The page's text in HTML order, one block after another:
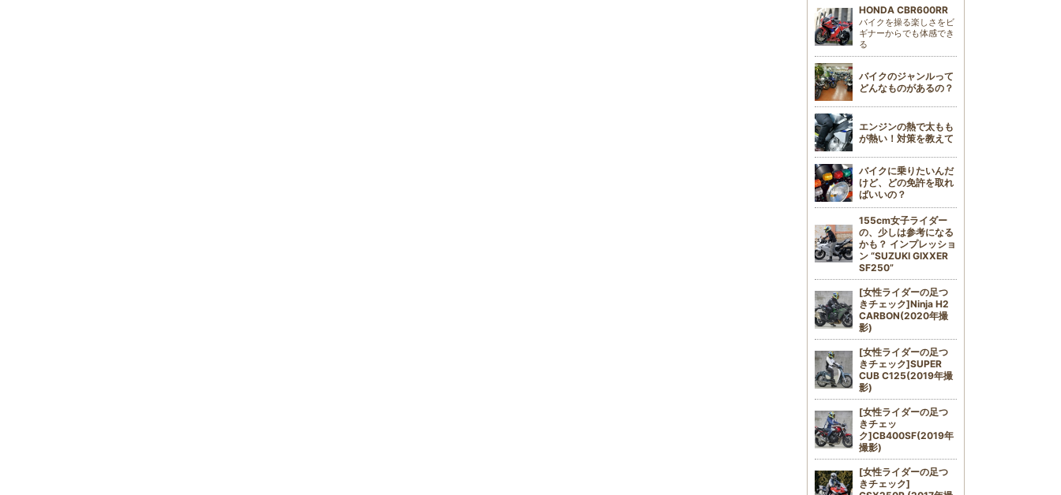
HONDA CBR600RR
バイクを操る楽しさをビ
ギナーからでも体感でき
る
バイクのジャンルって
どんなものがあるの？
エンジンの熱で太もも
が熱い！対策を教えて
バイクに乗りたいんだ
けど、どの免許を取れ
ばいいの？
155cm女子ライダー
の、少しは参考になる
かも？ インプレッショ
ン “SUZUKI GIXXER
SF250”
[女性ライダーの足つ
きチェック]Ninja H2
CARBON(2020年撮
影)
[女性ライダーの足つ
きチェック]SUPER
CUB C125(2019年撮
影)
[女性ライダーの足つ
きチェッ
ク]CB400SF(2019年
撮影)
[女性ライダーの足つ
きチェック]